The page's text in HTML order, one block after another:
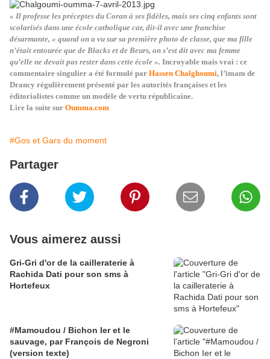
« Il professe les préceptes du Coran à ses fidèles, mais ses cinq enfants sont
scolarisés dans une école catholique car, dit-il avec une franchise
désarmante, « quand on a vu sur sa première photo de classe, que ma fille
n’était entourée que de Blacks et de Beurs, on s’est dit avec ma femme
qu’elle ne devait pas rester dans cette école ». Incroyable mais vrai : ce
commentaire singulier a été formulé par Hassen Chalghoumi, l’imam de
Drancy régulièrement présenté par les autorités françaises et les
éditorialistes comme un modèle de vertu républicaine.
Lire la suite sur Oumma.com
#Gos et Gars du moment
Partager
Vous aimerez aussi
Gri-Gri d'or de la cailleraterie à
Rachida Dati pour son sms à
Hortefeux
#Mamoudou / Bichon Ier et le
sauvage, par François de Negroni
(version texte)